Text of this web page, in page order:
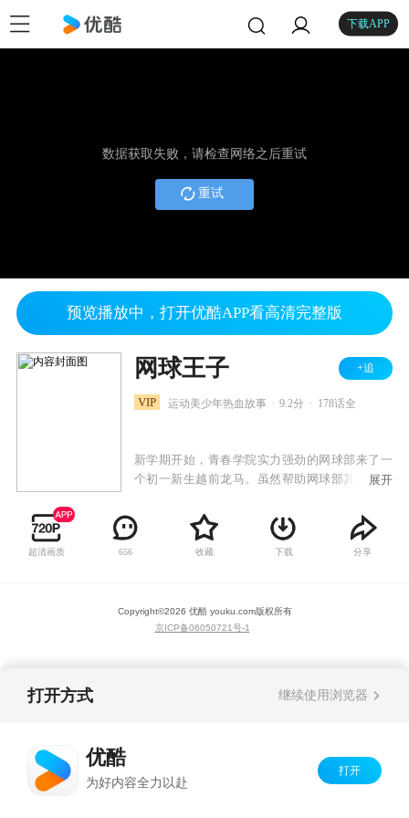
下载APP
数据获取失败，请检查网络之后重试
重试
预览播放中，打开优酷APP看高清完整版
网球王子 +追
VIP 运动美少年热血故事 9.2分 178话全
新学期开始，青春学院实力强劲的网球部来了一
个初一新生越前龙马。虽然帮助网球部其他新生
以，于是很快就和前辈用比赛决胜负。出人意料
的是他的实力也确实高的惊人，引起了网球部指
导和社长手冢的注意，并破例将他选入正式队员
展开
超清画质 656 收藏 下载 分享
Copyright©2026 优酷 youku.com版权所有
京ICP备06050721号-1
打开方式 继续使用浏览器
优酷
为好内容全力以赴
打开